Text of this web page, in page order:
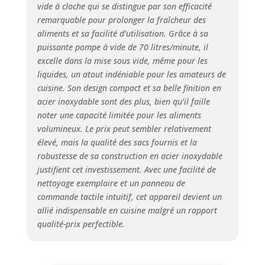
liste claire des
aliments à
consommer. Gérez
vos repas et vos
réserves de
manière simple et
durable. 🌿
POLYVALENT - Le
système de vide
dispose d'une
pompe à vide
puissante et rapide
à 4 pistons avec un
débit de 70 lmin. La
chambre a une
taille de
2605x60x2605mm
vide à cloche qui se distingue par son efficacité
remarquable pour prolonger la fraîcheur des
aliments et sa facilité d’utilisation. Grâce à sa
puissante pompe à vide de 70 litres/minute, il
excelle dans la mise sous vide, même pour les
liquides, un atout indéniable pour les amateurs de
cuisine. Son design compact et sa belle finition en
acier inoxydable sont des plus, bien qu’il faille
noter une capacité limitée pour les aliments
volumineux. Le prix peut sembler relativement
élevé, mais la qualité des sacs fournis et la
robustesse de sa construction en acier inoxydable
justifient cet investissement. Avec une facilité de
nettoyage exemplaire et un panneau de
commande tactile intuitif, cet appareil devient un
allié indispensable en cuisine malgré un rapport
qualité-prix perfectible.